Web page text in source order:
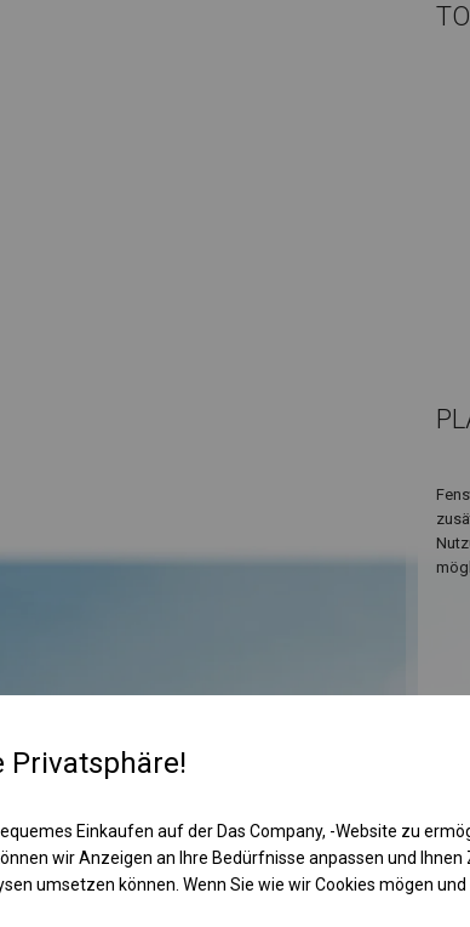
Privatsphäre!
Einkaufen auf der Das Company, -Website zu
wir Anzeigen an Ihre Bedürfnisse anpassen und
umsetzen können. Wenn Sie wie wir Cookies mögen